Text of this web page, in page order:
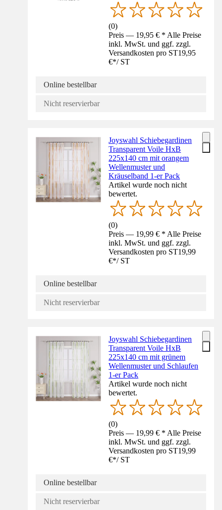
(0)
Preis — 19,95 € * Alle Preise
inkl. MwSt. und ggf. zzgl.
Versandkosten pro ST19,95
€*/ ST
Online bestellbar
Nicht reservierbar
Joyswahl Schiebegardinen
Transparent Voile HxB
225x140 cm mit orangem
Wellenmuster und
Kräuselband 1-er Pack
Artikel wurde noch nicht
bewertet.
(0)
Preis — 19,99 € * Alle Preise
inkl. MwSt. und ggf. zzgl.
Versandkosten pro ST19,99
€*/ ST
Online bestellbar
Nicht reservierbar
Joyswahl Schiebegardinen
Transparent Voile HxB
225x140 cm mit grünem
Wellenmuster und Schlaufen
1-er Pack
Artikel wurde noch nicht
bewertet.
(0)
Preis — 19,99 € * Alle Preise
inkl. MwSt. und ggf. zzgl.
Versandkosten pro ST19,99
€*/ ST
Online bestellbar
Nicht reservierbar